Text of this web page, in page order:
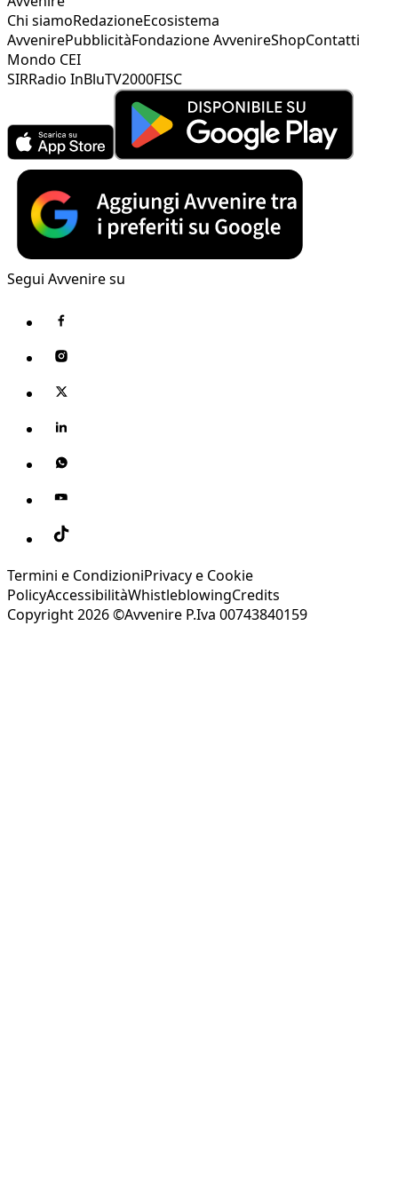
Chi siamoRedazioneEcosistema
AvvenirePubblicitàFondazione AvvenireShopContatti
Mondo CEI
SIRRadio InBluTV2000FISC
Segui Avvenire su
Termini e CondizioniPrivacy e Cookie
PolicyAccessibilitàWhistleblowingCredits
Copyright 2026 ©Avvenire P.Iva 00743840159